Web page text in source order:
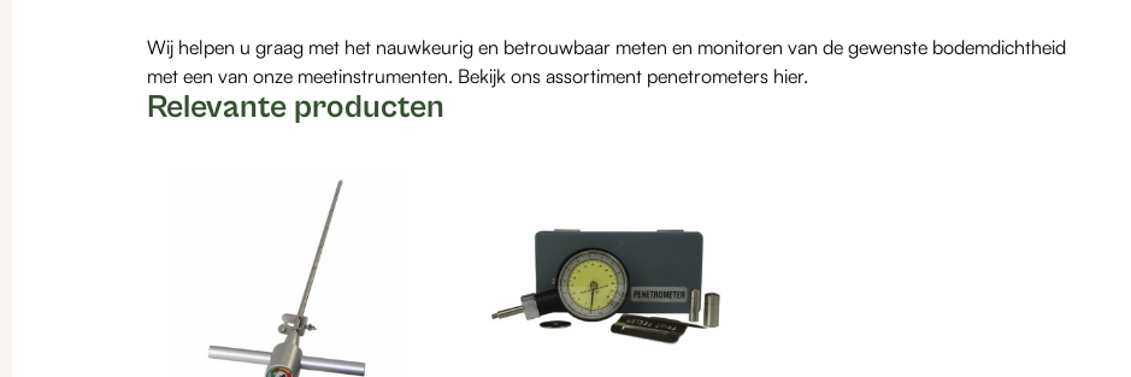
Wij helpen u graag met het nauwkeurig en betrouwbaar meten en monitoren van de gewenste bodemdichtheid
met een van onze meetinstrumenten. Bekijk ons assortiment penetrometers hier.
Relevante producten